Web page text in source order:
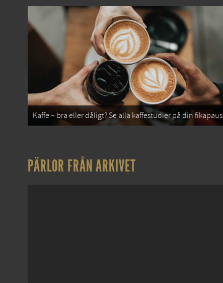
Kaffe – bra eller dåligt? Se alla kaffestudier på din fikapaus
PÄRLOR FRÅN ARKIVET